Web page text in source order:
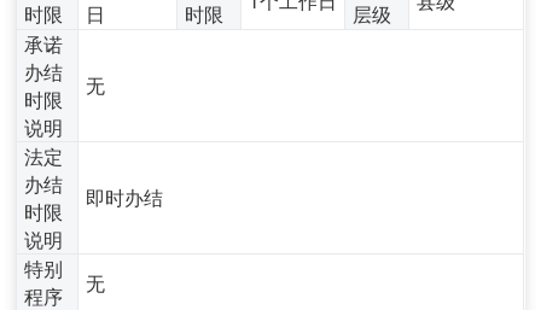
时限
日
时限
层级
承诺
办结
时限
说明
无
法定
办结
时限
说明
即时办结
特别
程序
无